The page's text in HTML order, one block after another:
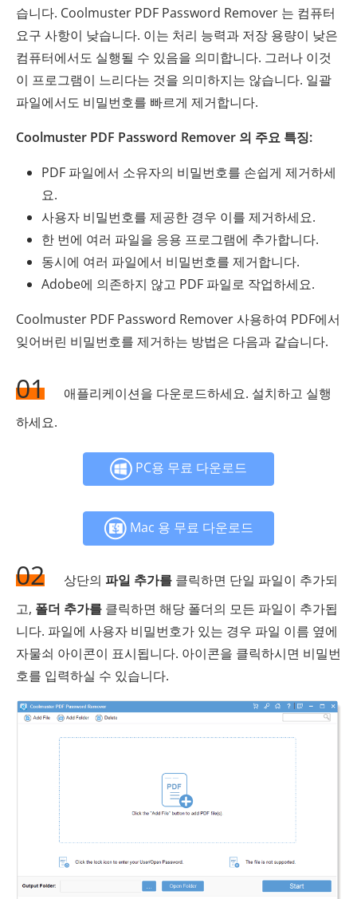
습니다. Coolmuster PDF Password Remover 는 컴퓨터
요구 사항이 낮습니다. 이는 처리 능력과 저장 용량이 낮은
컴퓨터에서도 실행될 수 있음을 의미합니다. 그러나 이것
이 프로그램이 느리다는 것을 의미하지는 않습니다. 일괄
파일에서도 비밀번호를 빠르게 제거합니다.
Coolmuster PDF Password Remover 의 주요 특징:
PDF 파일에서 소유자의 비밀번호를 손쉽게 제거하세
요.
사용자 비밀번호를 제공한 경우 이를 제거하세요.
한 번에 여러 파일을 응용 프로그램에 추가합니다.
동시에 여러 파일에서 비밀번호를 제거합니다.
Adobe에 의존하지 않고 PDF 파일로 작업하세요.
Coolmuster PDF Password Remover 사용하여 PDF에서
잊어버린 비밀번호를 제거하는 방법은 다음과 같습니다.
01
애플리케이션을 다운로드하세요. 설치하고 실행
하세요.
PC용 무료 다운로드
Mac 용 무료 다운로드
02 상단의 파일 추가를 클릭하면 단일 파일이 추가되
고, 폴더 추가를 클릭하면 해당 폴더의 모든 파일이 추가됩
니다. 파일에 사용자 비밀번호가 있는 경우 파일 이름 옆에
자물쇠 아이콘이 표시됩니다. 아이콘을 클릭하시면 비밀번
호를 입력하실 수 있습니다.